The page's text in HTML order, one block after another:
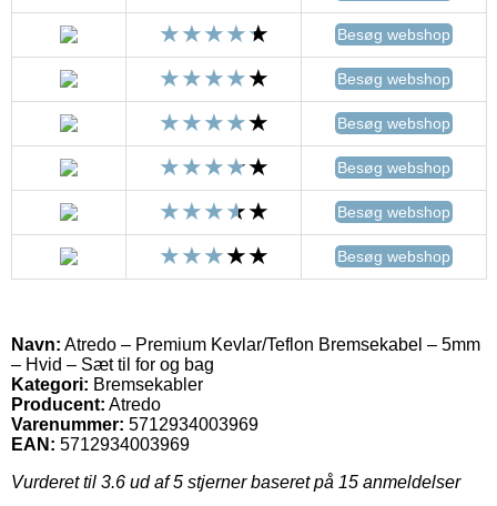
Besøg webshop
Besøg webshop
Besøg webshop
Besøg webshop
Besøg webshop
Besøg webshop
Navn: Atredo – Premium Kevlar/Teflon Bremsekabel – 5mm
– Hvid – Sæt til for og bag
Kategori: Bremsekabler
Producent: Atredo
Varenummer: 5712934003969
EAN: 5712934003969
Vurderet til 3.6 ud af 5 stjerner baseret på 15 anmeldelser